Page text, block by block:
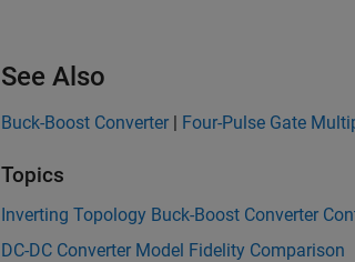
See Also
Buck-Boost Converter | Four-Pulse Gate
Topics
Inverting Topology Buck-Boost Converter
DC-DC Converter Model Fidelity Comparison